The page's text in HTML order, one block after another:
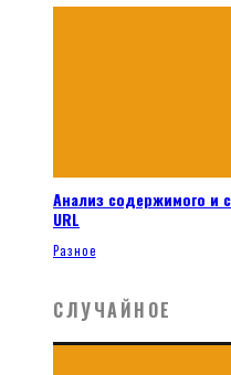
Анализ содержимого и
URL
Разное
СЛУЧАЙНОЕ